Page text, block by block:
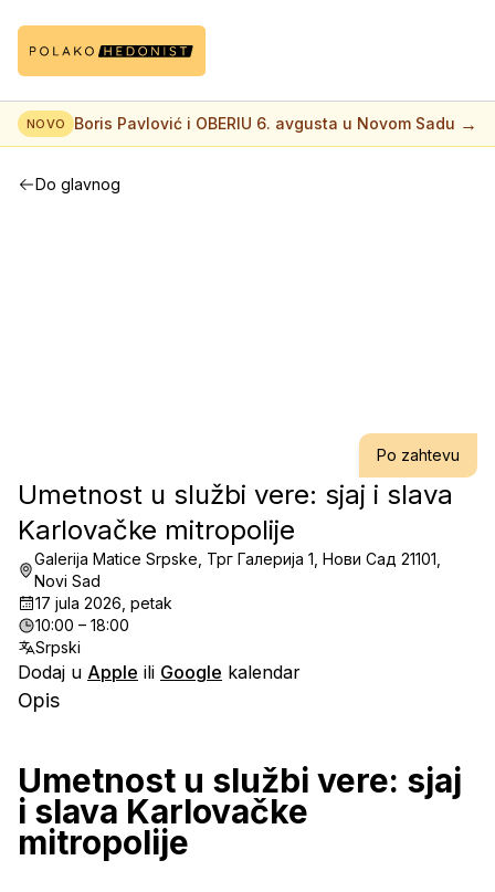
NOVO Boris Pavlović i OBERIU 6. avgusta u Novom Sadu →
Do glavnog
Po zahtevu
Umetnost u službi vere: sjaj i slava
Karlovačke mitropolije
Galerija Matice Srpske, Трг Галерија 1, Нови Сад 21101,
Novi Sad
17 jula 2026, petak
10:00 – 18:00
Srpski
Dodaj u Apple ili Google kalendar
Opis
Umetnost u službi vere: sjaj
i slava Karlovačke
mitropolije